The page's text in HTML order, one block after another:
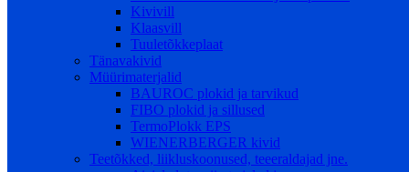
Kivivill
Klaasvill
Tuuletõkkeplaat
Tänavakivid
Müürimaterjalid
BAUROC plokid ja tarvikud
FIBO plokid ja sillused
TermoPlokk EPS
WIENERBERGER kivid
Teetõkked, liikluskoonused, teeeraldajad jne.